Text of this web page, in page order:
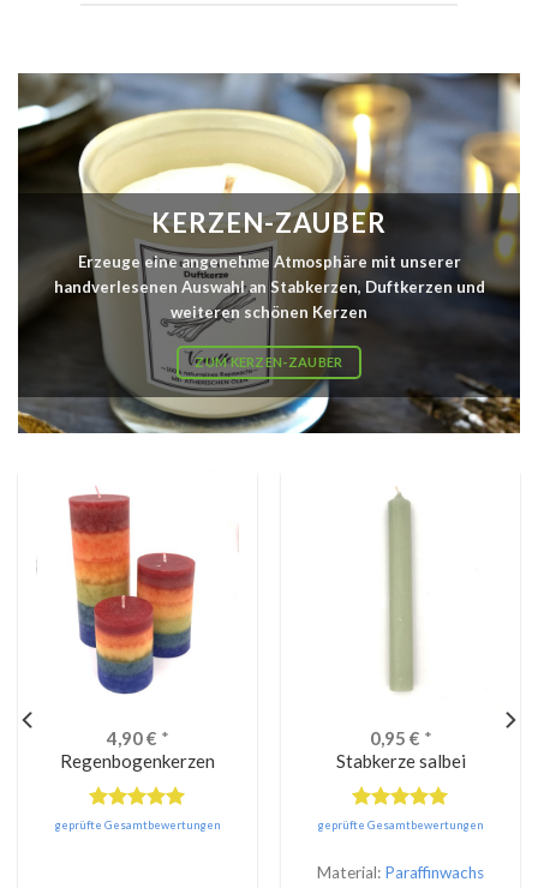
4,90€ *
Regenbogenkerzen
Bewertet
geprüfte Gesamtbewertungen
0,95 € *
Stabkerze salbei
Bewertet
von 5
geprüfte Gesamtbewertungen
Material: Paraffinwachs
KERZEN-ZAUBER
Erzeuge eine angenehme Atmosphäre mit unserer
handverlesenen Auswahl an Stabkerzen, Duftkerzen und
weiteren schönen Kerzen
ZUM KERZEN-ZAUBER